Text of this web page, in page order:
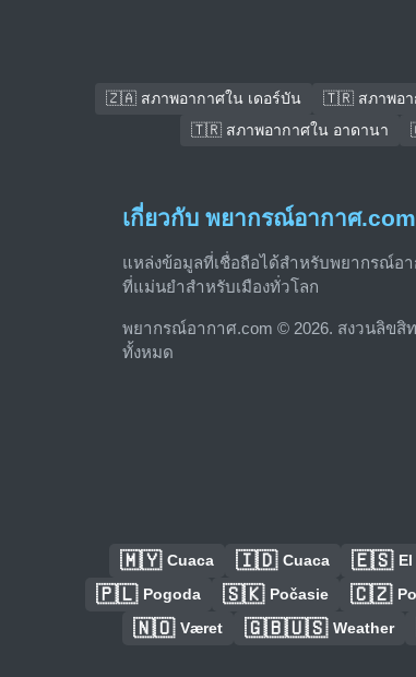
🇿🇦 สภาพอากาศใน เดอร์บัน 🇹🇷 สภาพอา
🇹🇷 สภาพอากาศใน อาดานา
เกี่ยวกับ พยากรณ์อากาศ.com
แหล่งข้อมูลที่เชื่อถือได้สำหรับพยากรณ์อ
ที่แม่นยำสำหรับเมืองทั่วโลก
พยากรณ์อากาศ.com © 2026. สงวนลิขสิ
ทั้งหมด
🇲🇾 Cuaca 🇮🇩 Cuaca 🇪🇸
🇵🇱 Pogoda 🇸🇰 Počasie 🇨🇿
🇳🇴 Været 🇬🇧🇺🇸 Weather